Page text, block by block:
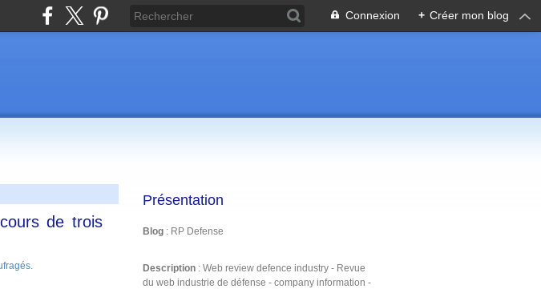
Connexion + Créer mon blog
de trois
Présentation
Blog : RP Defense
Description : Web review defence industry - Revue
du web industrie de défense - company information -